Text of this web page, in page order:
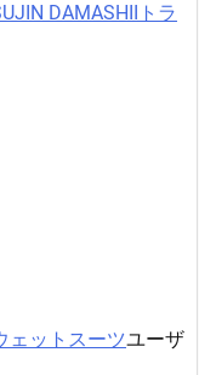
DAMASHIIトラ
ェットスーツユーザ